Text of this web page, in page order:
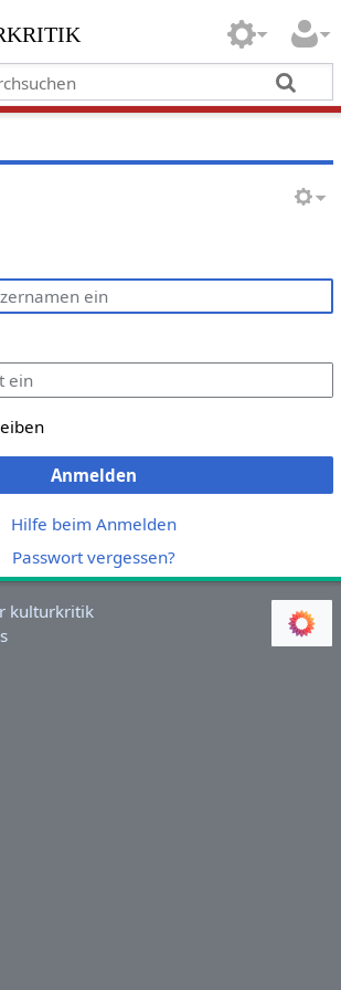
Anmelden
Hilfe beim Anmelden
Passwort vergessen?
kulturkritik